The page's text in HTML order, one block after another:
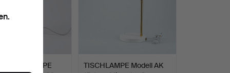
TISCHLAMPE
TISCHLAMPE Modell AK